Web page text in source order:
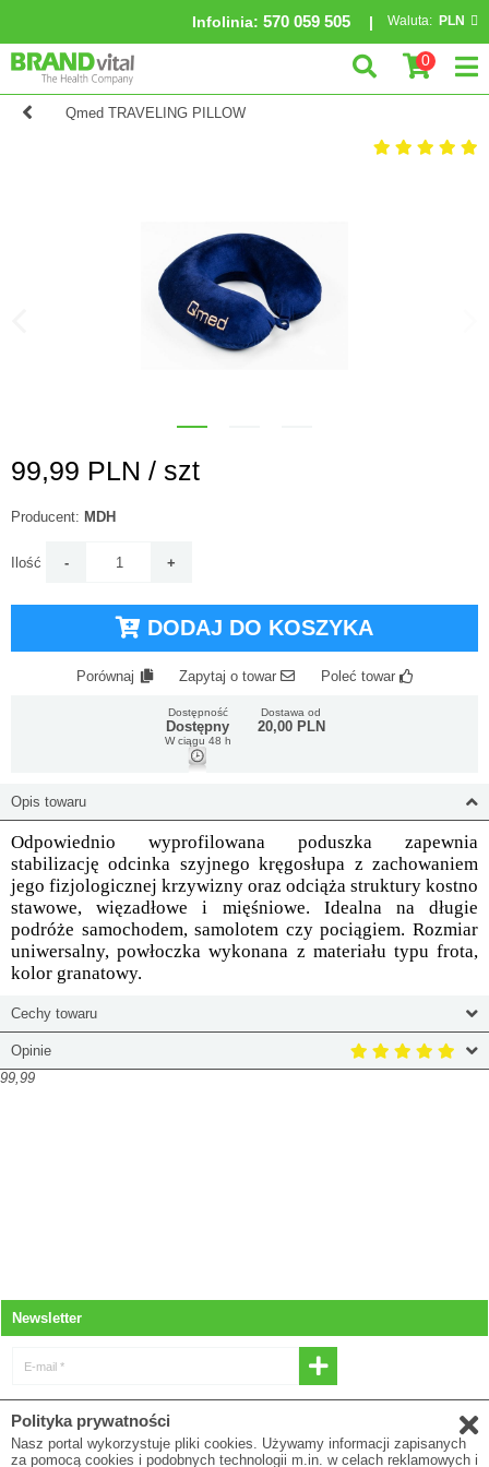
Infolinia: 570 059 505 Waluta: PLN
0
Qmed TRAVELING PILLOW
99,99 PLN / szt
Producent: MDH
Ilość
DODAJ DO KOSZYKA
Porównaj Zapytaj o towar Poleć towar
Dostępność
Dostępny
W ciągu 48 h
Dostawa od
20,00 PLN
Opis towaru
Odpowiednio wyprofilowana poduszka zapewnia
stabilizację odcinka szyjnego kręgosłupa z zachowaniem
jego fizjologicznej krzywizny oraz odciąża struktury kostno
stawowe, więzadłowe i mięśniowe. Idealna na długie
podróże samochodem, samolotem czy pociągiem. Rozmiar
uniwersalny, powłoczka wykonana z materiału typu frota,
kolor granatowy.
Cechy towaru
Opinie
99,99
Newsletter
E-mail *
newslettera
E-mail
Polityka prywatności
Nasz portal wykorzystuje pliki cookies. Używamy informacji zapisanych
za pomocą cookies i podobnych technologii m.in. w celach reklamowych i